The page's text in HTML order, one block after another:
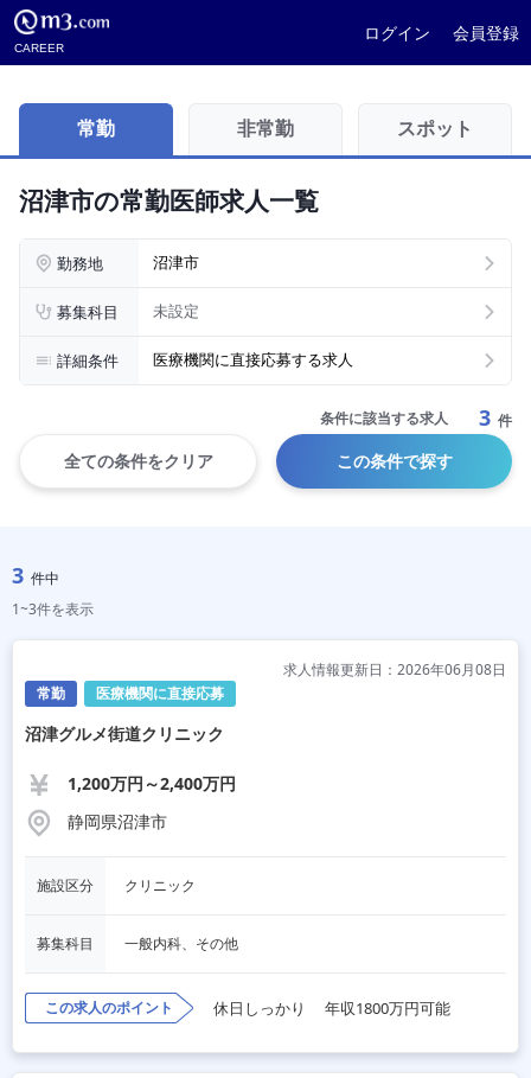
CAREER
ログイン 会員登録
常勤 非常勤 スポット
沼津市の常勤医師求人一覧
勤務地 沼津市
募集科目 未設定
詳細条件 医療機関に直接応募する求人
条件に該当する求人 3 件
全ての条件をクリア この条件で探す
3 件中
1~3件を表示
常勤 医療機関に直接応募
求人情報更新日：2026年06月08日
沼津グルメ街道クリニック
1,200万円～2,400万円
静岡県沼津市
施設区分 クリニック
募集科目 一般内科、その他
この求人のポイント 休日しっかり 年収1800万円可能